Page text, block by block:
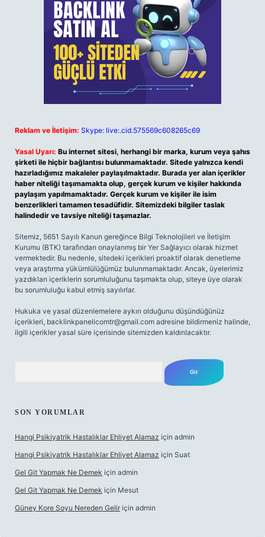
Reklam ve İletişim: Skype: live:.cid.575569c608265c69
Yasal Uyarı: Bu internet sitesi, herhangi bir marka, kurum veya şahıs
şirketi ile hiçbir bağlantısı bulunmamaktadır. Sitede yalnızca kendi
hazırladığımız makaleler paylaşılmaktadır. Burada yer alan içerikler
haber niteliği taşımamakta olup, gerçek kurum ve kişiler hakkında
paylaşım yapılmamaktadır. Gerçek kurum ve kişiler ile isim
benzerlikleri tamamen tesadüfidir. Sitemizdeki bilgiler taslak
halindedir ve tavsiye niteliği taşımazlar.
Sitemiz, 5651 Sayılı Kanun gereğince Bilgi Teknolojileri ve İletişim
Kurumu (BTK) tarafından onaylanmış bir Yer Sağlayıcı olarak hizmet
vermektedir. Bu nedenle, sitedeki içerikleri proaktif olarak denetleme
veya araştırma yükümlülüğümüz bulunmamaktadır. Ancak, üyelerimiz
yazdıkları içeriklerin sorumluluğunu taşımakta olup, siteye üye olarak
bu sorumluluğu kabul etmiş sayılırlar.
Hukuka ve yasal düzenlemelere aykırı olduğunu düşündüğünüz
içerikleri, backlinkpanelicomtr@gmail.com adresine bildirmeniz halinde,
ilgili içerikler yasal süre içerisinde sitemizden kaldırılacaktır.
SON YORUMLAR
Hangi Psikiyatrik Hastalıklar Ehliyet Alamaz için admin
Hangi Psikiyatrik Hastalıklar Ehliyet Alamaz için Suat
Gel Git Yapmak Ne Demek için admin
Gel Git Yapmak Ne Demek için Mesut
Güney Kore Soyu Nereden Gelir için admin